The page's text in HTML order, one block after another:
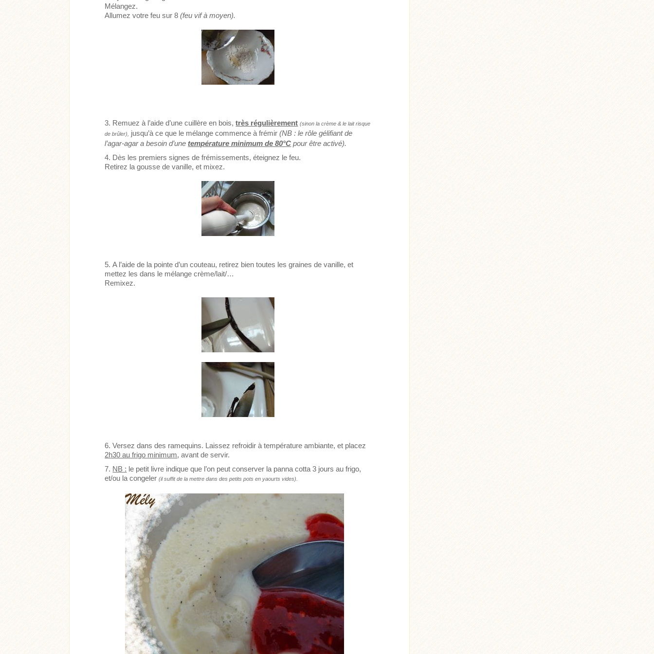
Mélangez.
Allumez votre feu sur 8(feu vif à moyen).
Remuez à l’aide d’une cuillère en bois,très régulièrement (sinon la crème & le lait risque
de brûler),
jusqu’à ce que le mélange commence à frémir(NB : le rôle gélifiant de
l’agar-agar a besoin d’unetempérature minimum de 80°C pour être activé).
Dès les premiers signes de frémissements, éteignez le feu.
Retirez la gousse de vanille, et mixez.
A l’aide de la pointe d’un couteau, retirez bien toutes les graines de vanille, et
mettez les dans le mélange crème/lait/…
Remixez.
Versez dans des ramequins. Laissez refroidir à température ambiante, et placez
2h30 au frigo minimum, avant de servir.
NB : le petit livre indique que l’on peut conserver la panna cotta 3 jours au frigo,
et/ou la congeler(il suffit de la mettre dans des petits pots en yaourts vides).